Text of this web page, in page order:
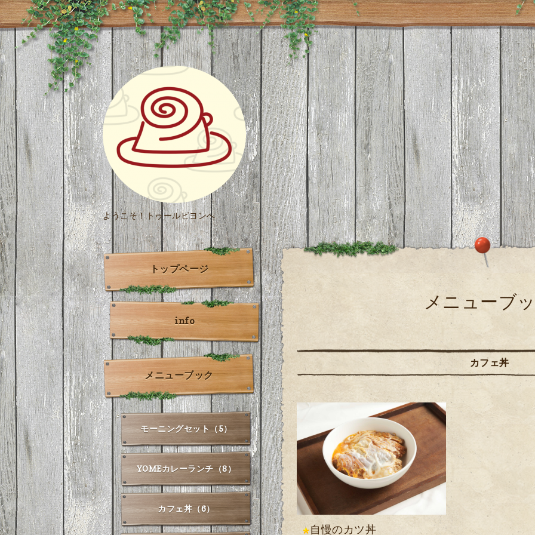
ようこそ！トゥールビヨンへ
メニューブ
カフェ丼
自慢のカツ丼
トップページ
info
メニューブック
モーニングセット（5）
YOMEカレーランチ（8）
カフェ丼（6）